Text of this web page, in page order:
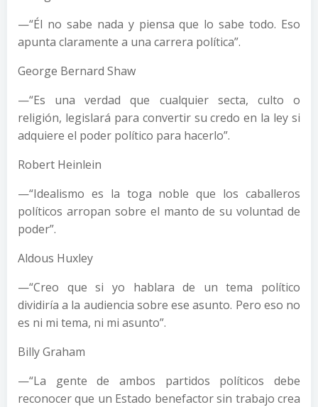
—“Él no sabe nada y piensa que lo sabe todo. Eso
apunta claramente a una carrera política”.
George Bernard Shaw
—“Es una verdad que cualquier secta, culto o
religión, legislará para convertir su credo en la ley si
adquiere el poder político para hacerlo”.
Robert Heinlein
—“Idealismo es la toga noble que los caballeros
políticos arropan sobre el manto de su voluntad de
poder”.
Aldous Huxley
—“Creo que si yo hablara de un tema político
dividiría a la audiencia sobre ese asunto. Pero eso no
es ni mi tema, ni mi asunto”.
Billy Graham
—“La gente de ambos partidos políticos debe
reconocer que un Estado benefactor sin trabajo crea